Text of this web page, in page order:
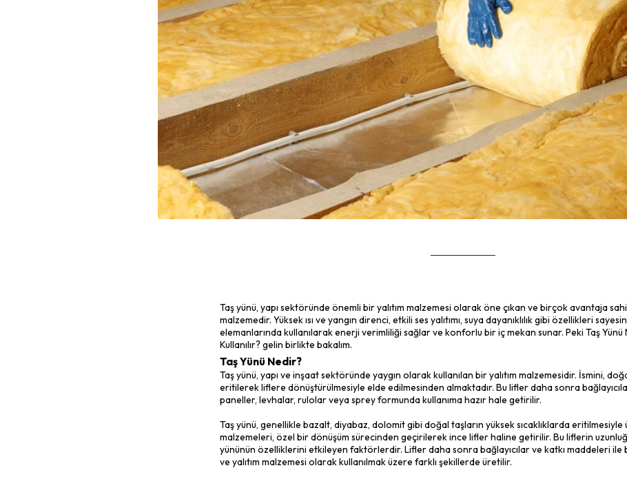
Taş yünü, yapı sektöründe önemli bir yalıtım malzemesi olarak öne çıkan
malzemedir. Yüksek ısı ve yangın direnci, etkili ses yalıtımı, suya
elemanlarında kullanılarak enerji verimliliği sağlar ve konforlu bir iç mekan
Kullanılır? gelin birlikte bakalım.